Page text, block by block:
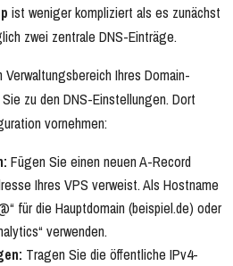
ist weniger kompliziert als es zunächst
zwei zentrale DNS-Einträge.
Ihres Domain-
zu den DNS-Einstellungen. Dort
vornehmen:
Fügen Sie einen neuen A-Record
Ihres VPS verweist. Als Hostname
für die Hauptdomain (beispiel.de) oder
verwenden.
Tragen Sie die öffentliche IPv4-